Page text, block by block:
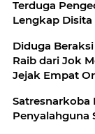
Terduga
Lengkap Disita
Diduga
Raib dari Jok
Jejak Empat
Satresnarkoba
Penyalahguna